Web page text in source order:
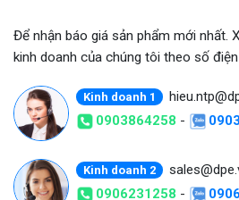
Để nhận báo giá sản phẩm mới nhất.
kinh doanh của chúng tôi theo số
Kinh doanh 1
0903864258 -
Kinh doanh 2
0906231258 -